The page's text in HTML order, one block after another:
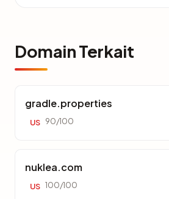
Domain Terkait
gradle.properties
US 90/100
nuklea.com
US 100/100